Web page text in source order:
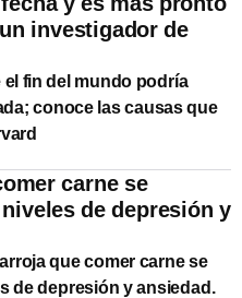
investigador de
fin del mundo podría
conoce las causas que
carne se
de depresión y
que comer carne se
de depresión y ansiedad.